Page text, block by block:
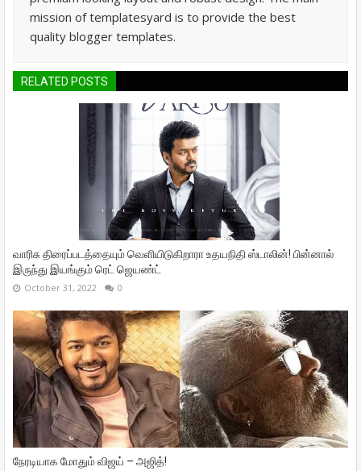
mission of templatesyard is to provide the best
quality blogger templates.
RELATED POSTS
வாரிசு திரைப்படத்தையும் வெளியிடுகிறாரா உதயநிதி ஸ்டாலின்! பின்னால்
இருந்து இயங்கும் ரெட் ஜெயண்ட்
October 31, 2022 0
நேரடியாக மோதும் விஜய் – அஜித்!